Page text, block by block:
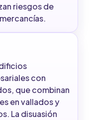
riesgos de
con
que combinan
en vallados y
La disuasión